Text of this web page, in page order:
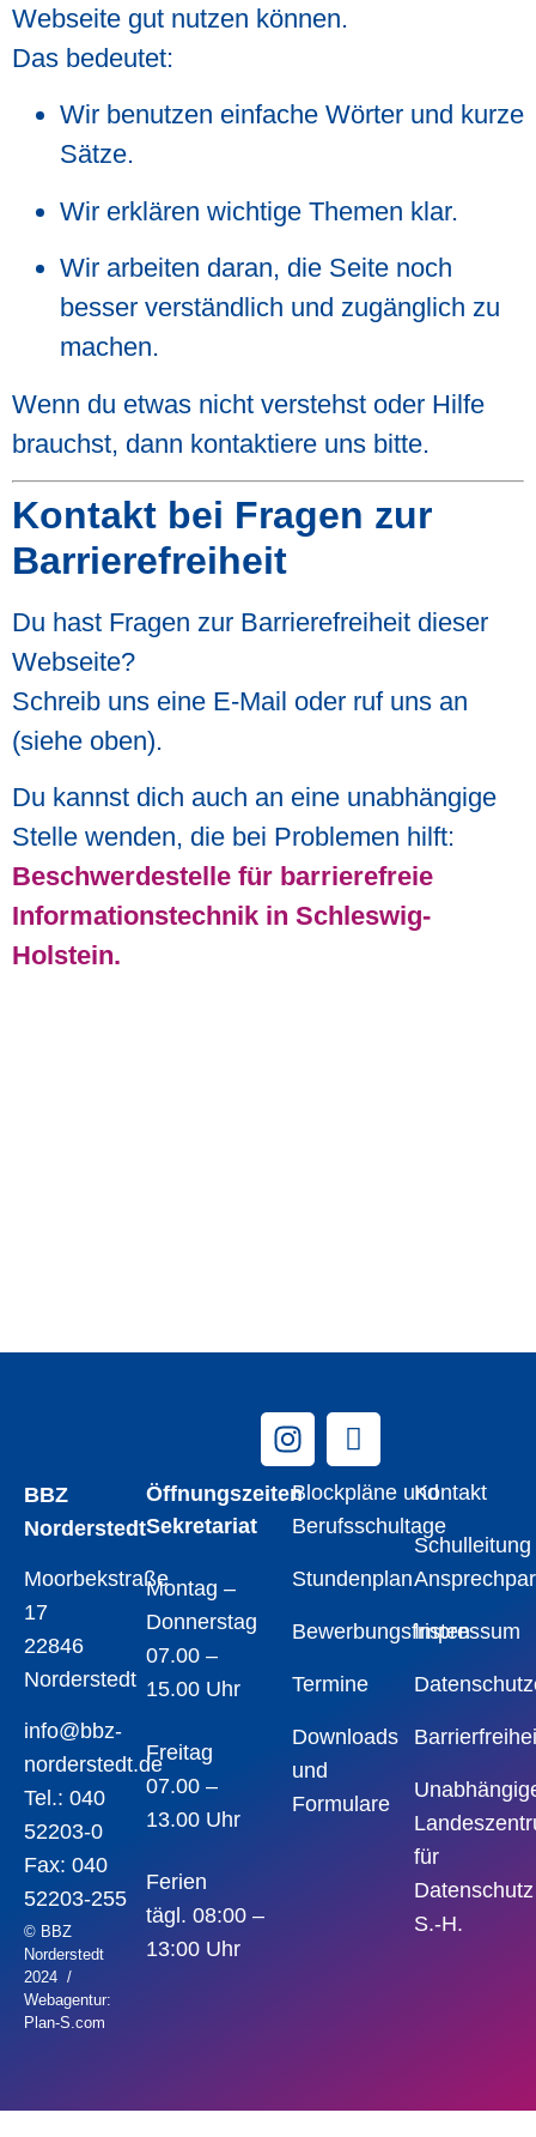
Webseite gut nutzen können.
Das bedeutet:
Wir benutzen einfache Wörter und kurze
Sätze.
Wir erklären wichtige Themen klar.
Wir arbeiten daran, die Seite noch
besser verständlich und zugänglich zu
machen.
Wenn du etwas nicht verstehst oder Hilfe
brauchst, dann kontaktiere uns bitte.
Kontakt bei Fragen zur
Barrierefreiheit
Du hast Fragen zur Barrierefreiheit dieser
Webseite?
Schreib uns eine E-Mail oder ruf uns an
(siehe oben).
Du kannst dich auch an eine unabhängige
Stelle wenden, die bei Problemen hilft:
Beschwerdestelle für barrierefreie
Informationstechnik in Schleswig-
Holstein.
BBZ
Norderstedt
Moorbekstraße
17
22846
Norderstedt
info@bbz-
norderstedt.de
Tel.: 040
52203-0
Fax: 040
52203-255
© BBZ
Norderstedt
2024 /
Webagentur:
Plan-S.com
Öffnungszeiten
Sekretariat
Montag –
Donnerstag
07.00 –
15.00 Uhr
Freitag
07.00 –
13.00 Uhr
Ferien
tägl. 08:00 –
13:00 Uhr
Blockpläne und
Berufsschultage
Stundenplan
Bewerbungsfristen
Termine
Downloads
und
Formulare
Kontakt
Impressum
für
Datenschutz
S.-H.